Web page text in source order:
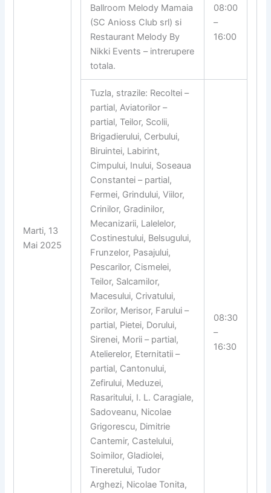
Marti, 13
Mai 2025
Ballroom Melody Mamaia
(SC Anioss Club srl) si
Restaurant Melody By
Nikki Events – intrerupere
totala.
08:00
–
16:00
Tuzla, strazile: Recoltei –
partial, Aviatorilor –
partial, Teilor, Scolii,
Brigadierului, Cerbului,
Biruintei, Labirint,
Cimpului, Inului, Soseaua
Constantei – partial,
Fermei, Grindului, Viilor,
Crinilor, Gradinilor,
Mecanizarii, Lalelelor,
Costinestului, Belsugului,
Frunzelor, Pasajului,
Pescarilor, Cismelei,
Teilor, Salcamilor,
Macesului, Crivatului,
Zorilor, Merisor, Farului –
partial, Pietei, Dorului,
Sirenei, Morii – partial,
Atelierelor, Eternitatii –
partial, Cantonului,
Zefirului, Meduzei,
Rasaritului, I. L. Caragiale,
Sadoveanu, Nicolae
Grigorescu, Dimitrie
Cantemir, Castelului,
Soimilor, Gladiolei,
Tineretului, Tudor
Arghezi, Nicolae Tonita,
08:30
–
16:30